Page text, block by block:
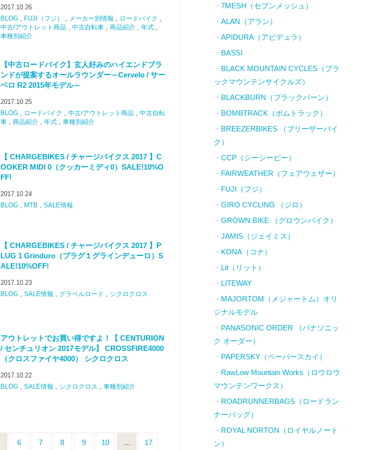
2017.10.26
BLOG, FUJI（フジ） , メーカー別情報 , ロードバイク ,
中古/アウトレット商品 , 中古自転車, 商品紹介, 年式,
車種別紹介
【中古ロードバイク】玄人好みのハイエンドブラ
ンドが提案するオールラウンダー～Cervelo / サー
ベロ R2 2015年モデル～
2017.10.25
BLOG, ロードバイク 中古/アウトレット商品
中古自転
車, 商品紹介, 年式, 車種別紹介
【 CHARGEBIKES / チャージバイクス 2017 】C
OOKER MIDI 0（クッカーミディ0）SALE!10%O
FF!
2017.10.24
BLOG, MTB , SALE情報
【 CHARGEBIKES / チャージバイクス 2017 】P
LUG 1 Grinduro（プラグ１グラインデューロ）S
ALE!10%OFF!
2017.10.23
BLOG, SALE情報 , グラベルロード , シクロクロス
アウトレットでお買い得ですよ！【 CENTURION
/ センチュリオン 2017モデル】 CROSSFIRE4000
（クロスファイヤ4000） シクロクロス
2017.10.22
BLOG, SALE情報 シクロクロス 車種別紹介
6 7 8 9 10 … 17
7MESH（セブンメッシュ）
ALAN（アラン）
APIDURA（アピデュラ）
BASSI
BLACK MOUNTAIN CYCLES（ブラ
ックマウンテンサイクルズ）
BLACKBURN（ブラックバーン）
BOMBTRACK（ボムトラック）
BREEZERBIKES （ブリーザーバイ
ク）
CCP（シーシーピー）
FAIRWEATHER（フェアウェザー）
FUJI（フジ）
GIRO CYCLING （ジロ）
GROWN BIKE （グロウンバイク）
JAMIS（ジェイミス）
KONA（コナ）
Lit（リット）
LITEWAY
MAJORTOM（メジャートム）オリ
ジナルモデル
PANASONIC ORDER （パナソニッ
ク オーダー）
PAPERSKY（ペーパースカイ）
RawLow Mountain Works（ロウロウ
マウンテンワークス）
ROADRUNNERBAGS（ロードラン
ナーバッグ）
ROYAL NORTON（ロイヤルノート
ン）